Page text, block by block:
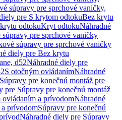
súpravy pre sprchové vaničky,
pre S krytom odtokuBez krytu
odtokuKryt odtokuNáhradné
pre sprchové vaničky
súpravy pre sprchové vaničky
diely pre Bez krytu
d52Náhradné diely pre
S otočným ovládanímNáhradné
Súpravy pre konečnú montáž pre
pre Súpravy pre konečnú montáž
ovládaním a prívodomNáhradné
prívodomSúpravy pre konečnú
Náhradné diely pre Súpravy